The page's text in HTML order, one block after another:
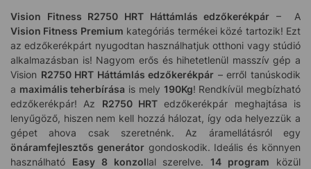
Vision Fitness R2750 HRT Háttámlás edzőkerékpár – A
Vision Fitness Premium kategóriás termékei közé tartozik! Ezt
az edzőkerékpárt nyugodtan használhatjuk otthoni vagy stúdió
alkalmazásban is! Nagyom erős és hihetetlenül masszív gép a
Vision R2750 HRT Háttámlás edzőkerékpár – erről tanúskodik
a maximális teherbírása is mely 190Kg! Rendkívül megbízható
edzőkerékpár! Az R2750 HRT edzőkerékpár meghajtása is
lenyűgöző, hiszen nem kell hozzá hálozat, így oda helyezzük a
gépet ahova csak szeretnénk. Az áramellátásról egy
önáramfejlesztős generátorgondoskodik. Ideális és könnyen
használható Easy 8 konzollal szerelve.14 program közül